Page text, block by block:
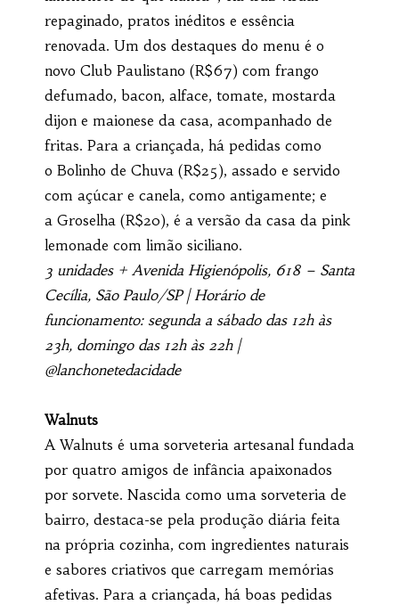
repaginado, pratos inéditos e essência
renovada. Um dos destaques do menu é o
novo Club Paulistano (R$67) com frango
defumado, bacon, alface, tomate, mostarda
dijon e maionese da casa, acompanhado de
fritas. Para a criançada, há pedidas como
o Bolinho de Chuva (R$25), assado e servido
com açúcar e canela, como antigamente; e
a Groselha (R$20), é a versão da casa da pink
lemonade com limão siciliano.
3 unidades + Avenida Higienópolis, 618 – Santa
Cecília, São Paulo/SP | Horário de
funcionamento: segunda a sábado das 12h às
23h, domingo das 12h às 22h |
@lanchonetedacidade
Walnuts
A Walnuts é uma sorveteria artesanal fundada
por quatro amigos de infância apaixonados
por sorvete. Nascida como uma sorveteria de
bairro, destaca-se pela produção diária feita
na própria cozinha, com ingredientes naturais
e sabores criativos que carregam memórias
afetivas. Para a criançada, há boas pedidas